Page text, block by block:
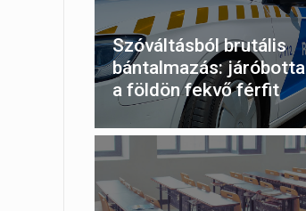
Szóváltásból brutális
bántalmazás:
a földön fekvő férfit